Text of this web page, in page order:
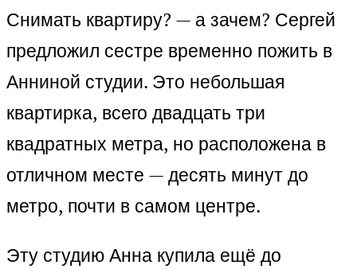
Снимать квартиру? — а зачем? Сергей
предложил сестре временно пожить в
Анниной студии. Это небольшая
квартирка, всего двадцать три
квадратных метра, но расположена в
отличном месте — десять минут до
метро, почти в самом центре.
Эту студию Анна купила ещё до